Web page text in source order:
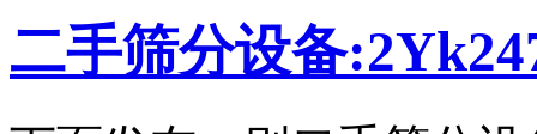
二手筛分设备